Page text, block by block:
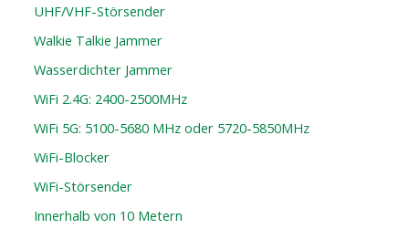
UHF/VHF-Störsender
Walkie Talkie Jammer
Wasserdichter Jammer
WiFi 2.4G: 2400-2500MHz
WiFi 5G: 5100-5680 MHz oder 5720-5850MHz
WiFi-Blocker
WiFi-Störsender
Innerhalb von 10 Metern